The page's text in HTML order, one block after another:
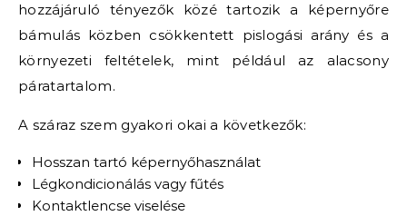
hozzájáruló tényezők közé tartozik a képernyőre
bámulás közben csökkentett pislogási arány és a
környezeti feltételek, mint például az alacsony
páratartalom.
A száraz szem gyakori okai a következők:
Hosszan tartó képernyőhasználat
Légkondicionálás vagy fűtés
Kontaktlencse viselése